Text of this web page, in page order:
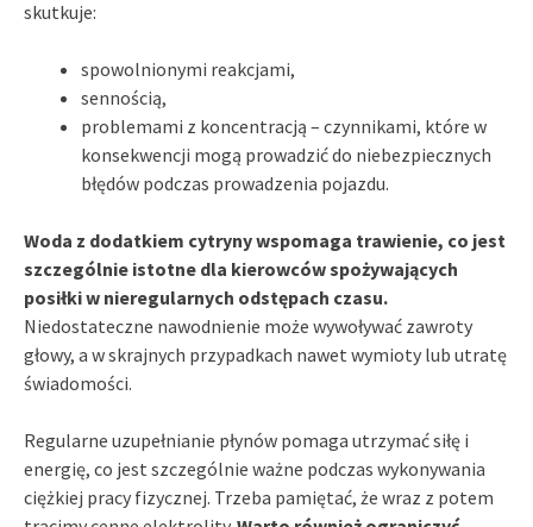
skutkuje:
spowolnionymi reakcjami,
sennością,
problemami z koncentracją – czynnikami, które w
konsekwencji mogą prowadzić do niebezpiecznych
błędów podczas prowadzenia pojazdu.
Woda z dodatkiem cytryny wspomaga trawienie, co jest
szczególnie istotne dla kierowców spożywających
posiłki w nieregularnych odstępach czasu.
Niedostateczne nawodnienie może wywoływać zawroty
głowy, a w skrajnych przypadkach nawet wymioty lub utratę
świadomości.
Regularne uzupełnianie płynów pomaga utrzymać siłę i
energię, co jest szczególnie ważne podczas wykonywania
ciężkiej pracy fizycznej. Trzeba pamiętać, że wraz z potem